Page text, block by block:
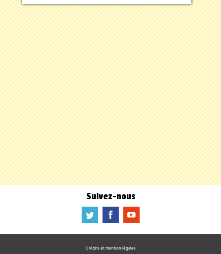
Suivez-nous
a b f
Crédits et mention légales